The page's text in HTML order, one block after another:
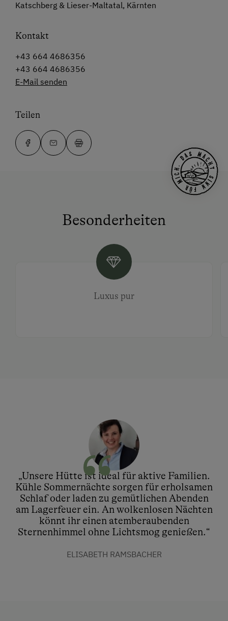
Katschberg & Lieser-Maltatal, Kärnten
Kontakt
+43 664 4686356
+43 664 4686356
E-Mail senden
Teilen
Besonderheiten
Luxus pur
„Unsere Hütte ist ideal für aktive Familien.
Kühle Sommernächte sorgen für erholsamen
Schlaf oder laden zu gemütlichen Abenden
am Lagerfeuer ein. An wolkenlosen Nächten
könnt ihr einen atemberaubenden
Sternenhimmel ohne Lichtsmog genießen.“
ELISABETH RAMSBACHER